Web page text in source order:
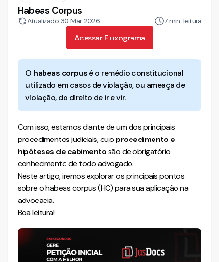
Qual a previsão legal do habeas corpus?
Hipóteses de coação ilegal
Onde impetrar o habeas corpus?
O que é considerado abuso de poder?
O que é a liberdade de locomoção?
Habeas Corpus no Superior Tribunal de Justiça
Como impetrar um bom habeas corpus?
Quem são as partes do habeas corpus?
É cabível habeas corpus contra prisão de militar?
Quais as custas de um habeas corpus?
Fundamentos que justificam a ausência de custas
Consequências
O que é um habeas corpus preventivo?
Diferença entre habeas corpus preventivo e repressivo
Habeas Corpus
Atualizado 30 Mar 2026 7min. leitura
Acessar Fluxograma
O habeas corpus é o remédio constitucional
utilizado em casos de violação, ou ameaça de
violação, do direito de ir e vir.
Com isso, estamos diante de um dos principais
procedimentos judiciais, cujo procedimento e
hipóteses de cabimentosão de obrigatório
conhecimento de todo advogado.
Neste artigo, iremos explorar os principais pontos
sobre o habeas corpus (HC) para sua aplicação na
advocacia.
Boa leitura!